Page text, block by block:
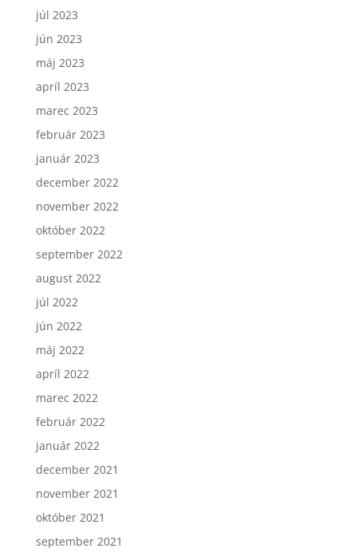
júl 2023
jún 2023
máj 2023
apríl 2023
marec 2023
február 2023
január 2023
december 2022
november 2022
október 2022
september 2022
august 2022
júl 2022
jún 2022
máj 2022
apríl 2022
marec 2022
február 2022
január 2022
december 2021
november 2021
október 2021
september 2021